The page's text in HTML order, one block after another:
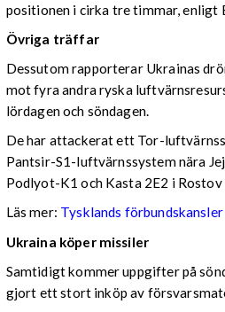
positionen i cirka tre timmar, enligt
Övriga träffar
Dessutom rapporterar Ukrainas
mot fyra andra ryska
lördagen och söndagen.
De har attackerat ett Tor-
Pantsir-S1-luftvärnssystem nära
Podlyot-K1 och Kasta 2E2 i Rostov
Läs mer: Tysklands
Ukraina köper missiler
Samtidigt kommer uppgifter på
gjort ett stort inköp av